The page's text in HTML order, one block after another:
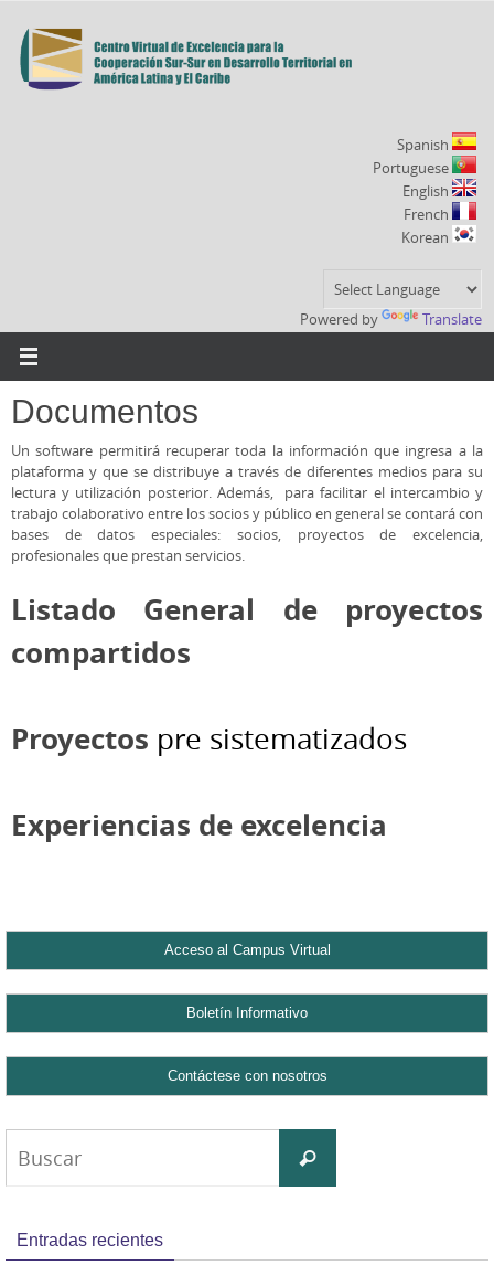
contenido
Spanish
Portuguese
English
French
Korean
Powered by Translate
Documentos
Un software permitirá recuperar toda la información que ingresa a la
plataforma y que se distribuye a través de diferentes medios para su
lectura y utilización posterior. Además, para facilitar el intercambio y
trabajo colaborativo entre los socios y público en general se contará con
bases de datos especiales: socios, proyectos de excelencia,
profesionales que prestan servicios.
Listado General de proyectos
compartidos
Proyectos pre sistematizados
Experiencias de excelencia
Buscar
Entradas recientes